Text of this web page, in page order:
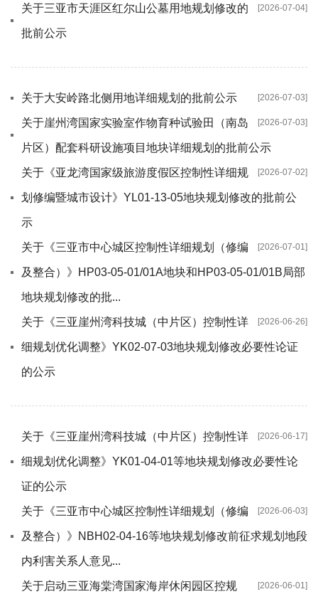
[2026-07-04]
关于三亚市天涯区红尔山公墓用地规划修改的
批前公示
[2026-07-03]
关于大安岭路北侧用地详细规划的批前公示
[2026-07-03]
关于崖州湾国家实验室作物育种试验田（南岛
片区）配套科研设施项目地块详细规划的批前公示
[2026-07-02]
关于《亚龙湾国家级旅游度假区控制性详细规
划修编暨城市设计》YL01-13-05地块规划修改的批前公
示
[2026-07-01]
关于《三亚市中心城区控制性详细规划（修编
及整合）》HP03-05-01/01A地块和HP03-05-01/01B局部
地块规划修改的批...
[2026-06-26]
关于《三亚崖州湾科技城（中片区）控制性详
细规划优化调整》YK02-07-03地块规划修改必要性论证
的公示
[2026-06-17]
关于《三亚崖州湾科技城（中片区）控制性详
细规划优化调整》YK01-04-01等地块规划修改必要性论
证的公示
[2026-06-03]
关于《三亚市中心城区控制性详细规划（修编
及整合）》NBH02-04-16等地块规划修改前征求规划地段
内利害关系人意见...
[2026-06-01]
关于启动三亚海棠湾国家海岸休闲园区控规